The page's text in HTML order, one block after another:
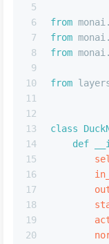
5
6
7
8
9
10
11
12
13
14
15
16
17
18
19
20
from
from
from
from
class
def